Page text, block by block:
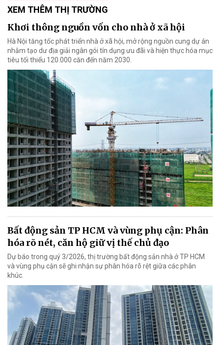
XEM THÊM THỊ TRƯỜNG
Khơi thông nguồn vốn cho nhà ở xã hội
Hà Nội tăng tốc phát triển nhà ở xã hội, mở rộng nguồn cung dự án
nhằm tạo dư địa giải ngân gói tín dụng ưu đãi và hiện thực hóa mục
tiêu tối thiểu 120.000 căn đến năm 2030.
Bất động sản TP HCM và vùng phụ cận: Phân
hóa rõ nét, căn hộ giữ vị thế chủ đạo
Dự báo trong quý 3/2026, thị trường bất động sản nhà ở TP HCM
và vùng phụ cận sẽ ghi nhận sự phân hóa rõ rệt giữa các phân
khúc.